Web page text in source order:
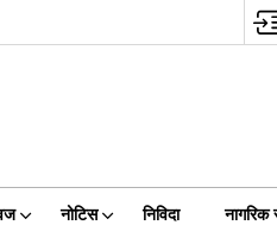
नोटिस निविदा नागरिक